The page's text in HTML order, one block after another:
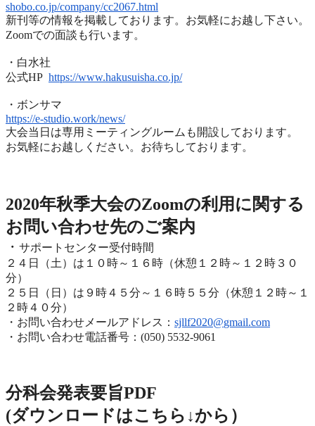
shobo.co.jp/company/cc2067.html
新刊等の情報を掲載しております。お気軽にお越し下さい。
Zoomでの面談も行います。
・白水社
公式HP https://www.hakusuisha.co.jp/
・ボンサマ
https://e-studio.work/news/
大会当日は専用ミーティングルームも開設しております。
お気軽にお越しください。お待ちしております。
2020年秋季大会のZoomの利用に関する
お問い合わせ先のご案内
・ サポートセンター受付時間
２４日（土）は１０時～１６時（休憩１２時～１２時３０
分）
２５日（日）は９時４５分～１６時５５分（休憩１２時～ １
２時４０分）
・お問い合わせメールアドレス： sjllf2020@gmail.com
・お問い合わせ電話番号：(050) 5532-9061
分科会発表要旨PDF
(ダウンロードはこちら↓から ）